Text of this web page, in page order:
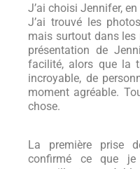
J’ai choisi Jennifer,
J’ai trouvé les
mais surtout dans les
présentation de
facilité, alors que la
incroyable, de
moment agréable.
chose.
La première prise
confirmé ce que je